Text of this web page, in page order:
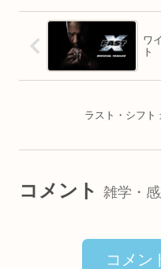
ワ
ト
ラスト・シフト
コメント 雑学・
コメン